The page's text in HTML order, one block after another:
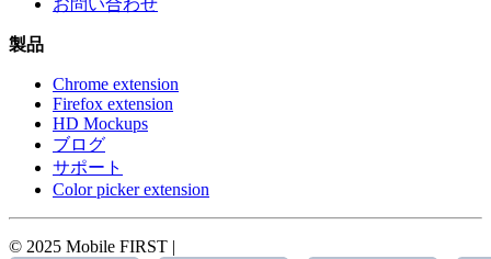
お問い合わせ
製品
Chrome extension
Firefox extension
HD Mockups
ブログ
サポート
Color picker extension
© 2025 Mobile FIRST |